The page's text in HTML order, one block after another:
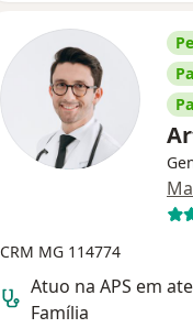
CRM MG 114774
Atuo na APS em
Família